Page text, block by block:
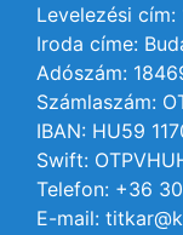
Levelezési cím:
Iroda címe:
Adószám:
Számlaszám:
IBAN: HU59
Swift:
Telefon: +36
E-mail: